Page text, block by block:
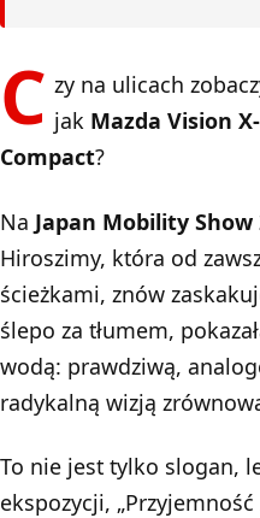
C zy na ulicach
jak Mazda Vision
Compact?
Na Japan Mobility Show
Hiroszimy, która od
ścieżkami, znów
ślepo za tłumem,
wodą: prawdziwą,
radykalną wizją
To nie jest tylko slogan,
ekspozycji,